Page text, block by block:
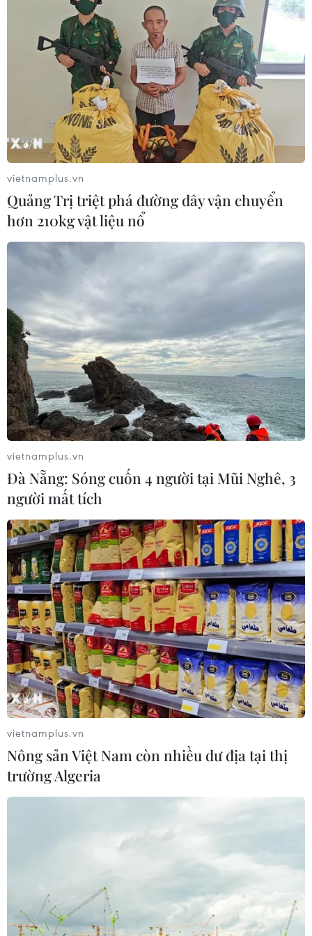
vietnamplus.vn
Quảng Trị triệt phá đường dây vận chuyển
hơn 210kg vật liệu nổ
vietnamplus.vn
Đà Nẵng: Sóng cuốn 4 người tại Mũi Nghê, 3
người mất tích
vietnamplus.vn
Nông sản Việt Nam còn nhiều dư địa tại thị
trường Algeria